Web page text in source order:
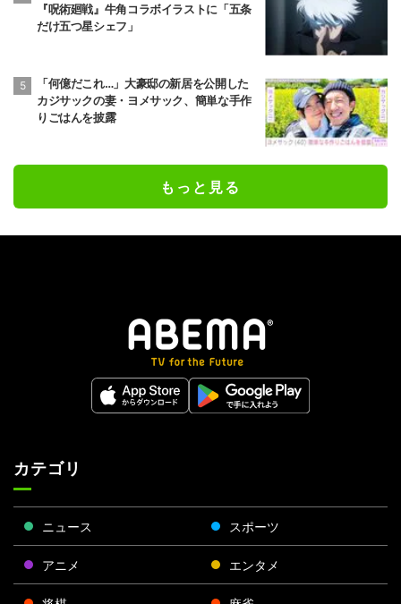
『呪術廻戦』牛角コラボイラストに「五条
だけ五つ星シェフ」
「何億だこれ…」大豪邸の新居を公開した
カジサックの妻・ヨメサック、簡単な手作
りごはんを披露
もっと見る
カテゴリ
ニュース スポーツ
アニメ エンタメ